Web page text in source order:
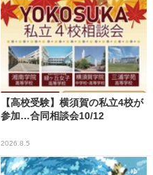
【高校受験】横須賀の私立4校が
参加…合同相談会10/12
2026.8.5